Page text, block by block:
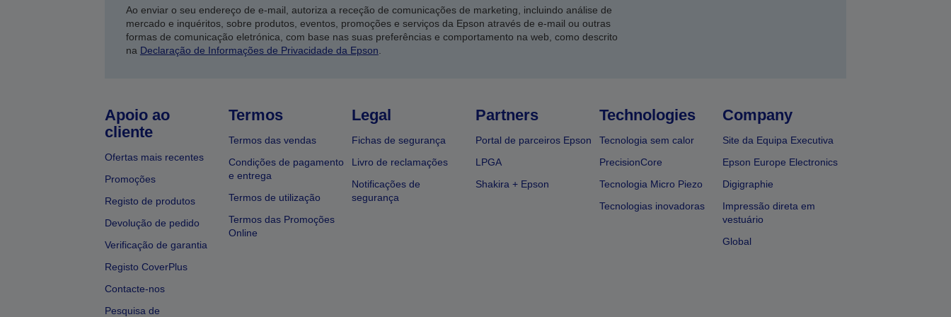
Ao enviar o seu endereço de e-mail, autoriza a receção de comunicações de marketing, incluindo análise de
mercado e inquéritos, sobre produtos, eventos, promoções e serviços da Epson através de e-mail ou outras
formas de comunicação eletrónica, com base nas suas preferências e comportamento na web, como descrito
na Declaração de Informações de Privacidade da Epson.
Apoio ao
cliente
Ofertas mais recentes
Promoções
Registo de produtos
Devolução de pedido
Verificação de garantia
Registo CoverPlus
Contacte-nos
Pesquisa de
Termos
Termos das vendas
Condições de pagamento
e entrega
Termos de utilização
Termos das Promoções
Online
Legal
Fichas de segurança
Livro de reclamações
Notificações de
segurança
Partners
Portal de parceiros Epson
LPGA
Shakira + Epson
Technologies
Tecnologia sem calor
PrecisionCore
Tecnologia Micro Piezo
Tecnologias inovadoras
Company
Site da Equipa Executiva
Epson Europe Electronics
Digigraphie
Impressão direta em
vestuário
Global